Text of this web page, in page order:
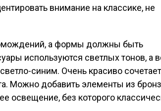
внимание на классике, не
а формы должны быть
используются светлых тонов, а
синим. Очень красиво
Можно добавить элементы из
освещение, без которого